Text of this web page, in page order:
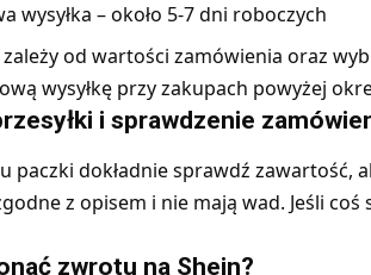
wysyłka – około 5-7 dni roboczych
zależy od wartości zamówienia oraz
wysyłkę przy zakupach powyżej
i sprawdzenie
paczki dokładnie sprawdź zawartość,
z opisem i nie mają wad. Jeśli
zwrotu na Shein?